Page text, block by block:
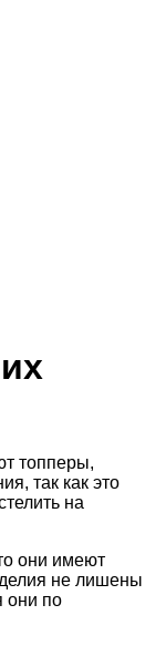
топперы,
так как это
на
они имеют
не лишены
они по